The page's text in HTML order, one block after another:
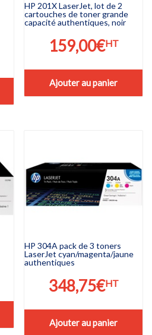
HP 201X LaserJet, lot de 2
cartouches de toner grande
capacité authentiques, noir
159,00€HT
Ajouter au panier
HP 304A pack de 3 toners
LaserJet cyan/magenta/jaune
authentiques
348,75€HT
Ajouter au panier